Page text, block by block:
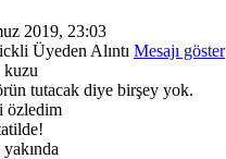
2019, 23:03
Üyeden Alıntı Mesajı göster
kuzu
tutacak diye birşey yok.
özledim